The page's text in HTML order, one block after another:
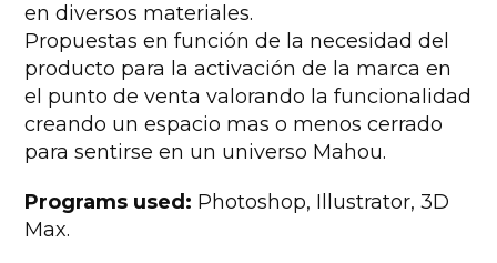
en diversos materiales.
Propuestas en función de la necesidad del
producto para la activación de la marca en
el punto de venta valorando la funcionalidad
creando un espacio mas o menos cerrado
para sentirse en un universo Mahou.
Programs used: Photoshop, Illustrator, 3D
Max.